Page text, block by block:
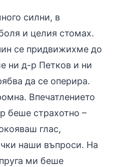
силни, в
и целия стомах.
се придвижихме до
ни д-р Петков и ни
да се оперира.
Впечатлението
беше страхотно –
глас,
наши въпроси. На
ми беше